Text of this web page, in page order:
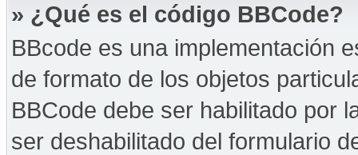
» ¿Qué es el código BBCode?
BBcode es una implementación
de formato de los objetos
BBCode debe ser habilitado por
ser deshabilitado del formulario